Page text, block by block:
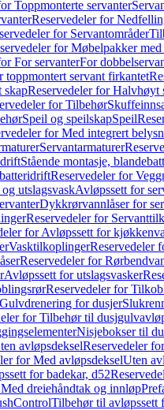
Toppmonterte servanter
Reservedeler for
for Servantområder
for Møbelpakker
For servanterFor
toppmontert servant firkantet
skapReservedeler for Halvhøyt
for Tilbehør
Speil og speilskapSpeil
for Med integrert
Servantarmaturer
Stående montasje,
Reservedeler for
utslagsvaskAvløpssett for
Dykkrørvannlåser for
Reservedeler for
for Avløpssett for
VasktilkoplingerReservedeler
Reservedeler for
Avløpssett for utslagsvasker
Reservedeler for
for dusjer
for Tilbehør til
Nisjebokser til
avløpsdekselReservedeler
for Med avløpsdekselUten
for badekar, d52
dreiehåndtak og innløp
Tilbehør til avløpssett